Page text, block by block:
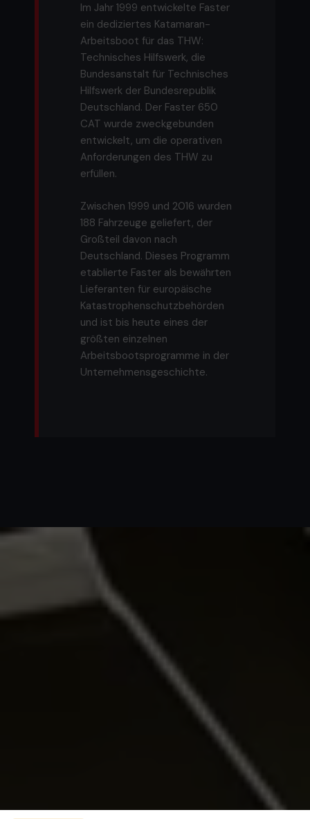
Im Jahr 1999 entwickelte Faster
ein dediziertes Katamaran-
Arbeitsboot für das THW:
Technisches Hilfswerk, die
Bundesanstalt für Technisches
Hilfswerk der Bundesrepublik
Deutschland. Der Faster 650
CAT wurde zweckgebunden
entwickelt, um die operativen
Anforderungen des THW zu
erfüllen.
Zwischen 1999 und 2016 wurden
188 Fahrzeuge geliefert, der
Großteil davon nach
Deutschland. Dieses Programm
etablierte Faster als bewährten
Lieferanten für europäische
Katastrophenschutzbehörden
und ist bis heute eines der
größten einzelnen
Arbeitsbootsprogramme in der
Unternehmensgeschichte.